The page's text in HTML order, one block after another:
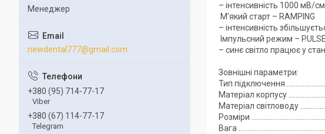
– інтенсивність 1000 мВ/
М'який старт – RAMPING
– інтенсивність
Імпульсний режим – PULSE
– синє світло працює у
Зовнішні параметри:
Тип підключення
Матеріал корпусу
Матеріал світловоду
Розміри
Вага
Менеджер
newdental777@gmail.com
+380 (95) 714-77-17
Viber
+380 (67) 114-77-17
Telegram